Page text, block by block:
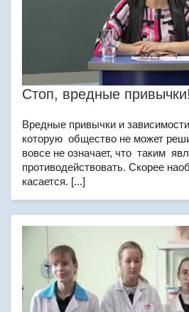
Стоп, вредные привычки!
Вредные привычки и
которую общество не может
вовсе не означает, что таким
противодействовать. Скорее
касается. [...]